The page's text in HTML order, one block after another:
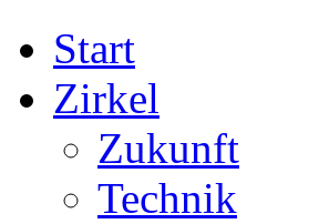
Start
Zirkel
Zukunft
Technik